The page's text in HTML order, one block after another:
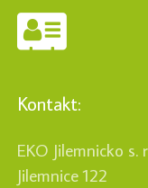
Kontakt:
EKO Jilemnicko s.
Jilemnice 122